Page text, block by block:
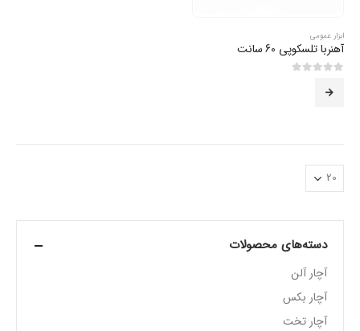
ابزار عمومی
آهنربا تلسکوپی 60 سانت
دسته‌های محصولات
آچار آلن
آچار بکس
آچار تخت